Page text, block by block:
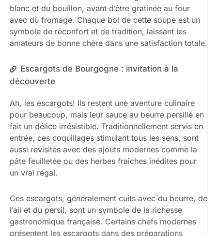
blanc et du bouillon, avant d’être gratinée au four
avec du fromage. Chaque bol de cette soupe est un
symbole de réconfort et de tradition, laissant les
amateurs de bonne chère dans une satisfaction totale.
Escargots de Bourgogne : invitation à la
découverte
Ah, les escargots! Ils restent une aventure culinaire
pour beaucoup, mais leur sauce au beurre persillé en
fait un délice irrésistible. Traditionnellement servis en
entrée, ces coquillages stimulant tous les sens, sont
aussi revisités avec des ajouts modernes comme la
pâte feuilletée ou des herbes fraîches inédites pour
un vrai régal.
Ces escargots, généralement cuits avec du beurre, de
l’ail et du persil, sont un symbole de la richesse
gastronomique française. Certains chefs modernes
présentent les escargots dans des préparations